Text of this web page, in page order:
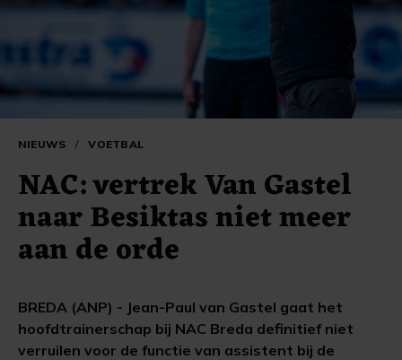
NIEUWS / VOETBAL
NAC: vertrek Van Gastel
naar Besiktas niet meer
aan de orde
BREDA (ANP) - Jean-Paul van Gastel gaat het
hoofdtrainerschap bij NAC Breda definitief niet
verruilen voor de functie van assistent bij de